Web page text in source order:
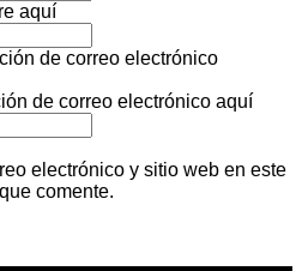
aquí
de correo electrónico
de correo electrónico aquí
electrónico y sitio web en este
comente.